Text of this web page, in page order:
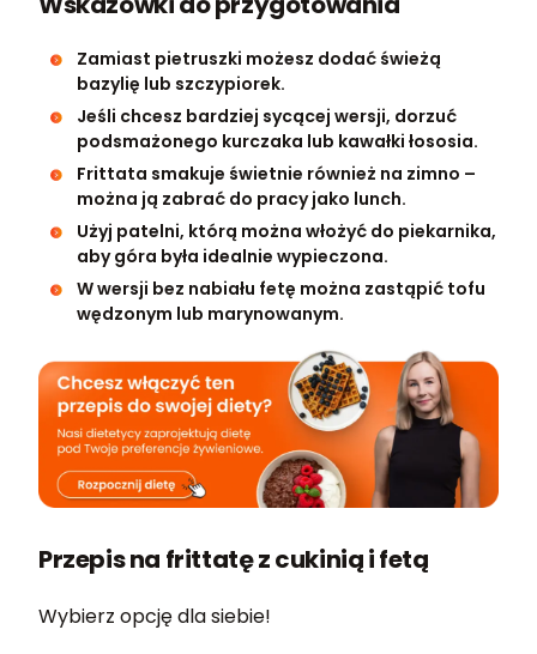
Zamiast pietruszki możesz dodać świeżą
bazylię lub szczypiorek.
Jeśli chcesz bardziej sycącej wersji, dorzuć
podsmażonego kurczaka lub kawałki łososia.
Frittata smakuje świetnie również na zimno –
można ją zabrać do pracy jako lunch.
Użyj patelni, którą można włożyć do piekarnika,
aby góra była idealnie wypieczona.
W wersji bez nabiału fetę można zastąpić tofu
wędzonym lub marynowanym.
Przepis na frittatę z cukinią i fetą
Wybierz opcję dla siebie!